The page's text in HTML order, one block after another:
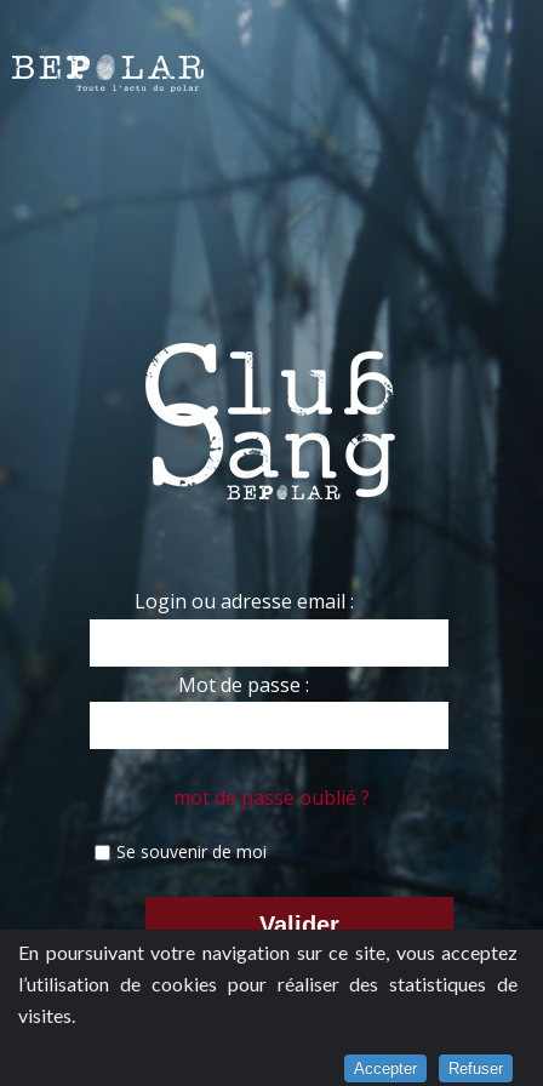
En poursuivant votre navigation sur ce site, vous acceptez
l’utilisation de cookies pour réaliser des statistiques de
visites.
Accepter Refuser
Login ou adresse email :
Mot de passe :
mot de passe oublié ?
Se souvenir de moi